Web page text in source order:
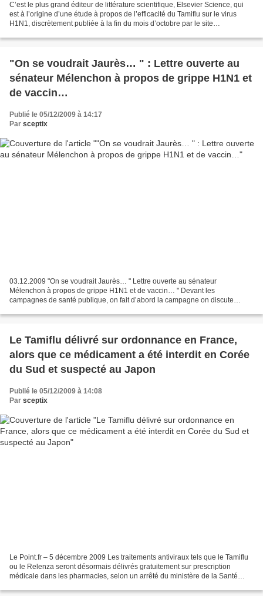
C’est le plus grand éditeur de littérature scientifique, Elsevier Science, qui
est à l’origine d’une étude à propos de l’efficacité du Tamiflu sur le virus
H1N1, discrètement publiée à la fin du mois d’octobre par le site
"On se voudrait Jaurès… " : Lettre ouverte au
sénateur Mélenchon à propos de grippe H1N1 et
de vaccin…
Publié le 05/12/2009 à 14:17
Par sceptix
03.12.2009 "On se voudrait Jaurès… " Lettre ouverte au sénateur
Mélenchon à propos de grippe H1N1 et de vaccin… " Devant les
campagnes de santé publique, on fait d’abord la campagne on discute
Le Tamiflu délivré sur ordonnance en France,
alors que ce médicament a été interdit en Corée
du Sud et suspecté au Japon
Publié le 05/12/2009 à 14:08
Par sceptix
Le Point.fr – 5 décembre 2009 Les traitements antiviraux tels que le Tamiflu
ou le Relenza seront désormais délivrés gratuitement sur prescription
médicale dans les pharmacies, selon un arrêté du ministère de la Santé